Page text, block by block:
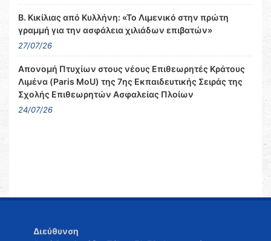
Β. Κικίλιας από Κυλλήνη: «Το Λιμενικό στην πρώτη
γραμμή για την ασφάλεια χιλιάδων επιβατών»
27/07/26
Απονομή Πτυχίων στους νέους Επιθεωρητές Κράτους
Λιμένα (Paris MoU) της 7ης Εκπαιδευτικής Σειράς της
Σχολής Επιθεωρητών Ασφαλείας Πλοίων
24/07/26
Διεύθυνση